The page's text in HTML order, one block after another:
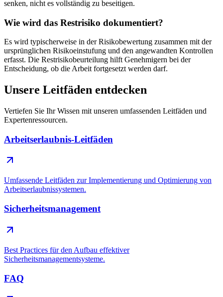
senken, nicht es vollständig zu beseitigen.
Wie wird das Restrisiko dokumentiert?
Es wird typischerweise in der Risikobewertung zusammen mit der
ursprünglichen Risikoeinstufung und den angewandten Kontrollen
erfasst. Die Restrisikobeurteilung hilft Genehmigern bei der
Entscheidung, ob die Arbeit fortgesetzt werden darf.
Unsere Leitfäden entdecken
Vertiefen Sie Ihr Wissen mit unseren umfassenden Leitfäden und
Expertenressourcen.
Arbeitserlaubnis-Leitfäden
Umfassende Leitfäden zur Implementierung und Optimierung von
Arbeitserlaubnissystemen.
Sicherheitsmanagement
Best Practices für den Aufbau effektiver
Sicherheitsmanagementsysteme.
FAQ